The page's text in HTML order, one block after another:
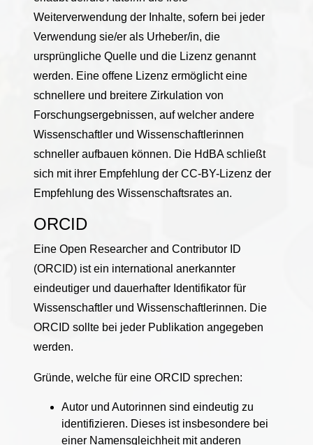
Weiterverwendung der Inhalte, sofern bei jeder
Verwendung sie/er als Urheber/in, die
ursprüngliche Quelle und die Lizenz genannt
werden. Eine offene Lizenz ermöglicht eine
schnellere und breitere Zirkulation von
Forschungsergebnissen, auf welcher andere
Wissenschaftler und Wissenschaftlerinnen
schneller aufbauen können. Die HdBA schließt
sich mit ihrer Empfehlung der CC-BY-Lizenz der
Empfehlung des Wissenschaftsrates an.
ORCID
Eine Open Researcher and Contributor ID
(ORCID) ist ein international anerkannter
eindeutiger und dauerhafter Identifikator für
Wissenschaftler und Wissenschaftlerinnen. Die
ORCID sollte bei jeder Publikation angegeben
werden.
Gründe, welche für eine ORCID sprechen:
Autor und Autorinnen sind eindeutig zu
identifizieren. Dieses ist insbesondere bei
einer Namensgleichheit mit anderen